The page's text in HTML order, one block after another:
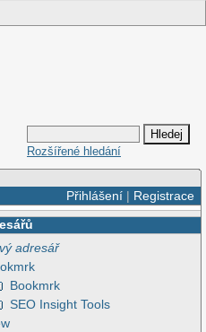
Rozšířené hledání
Přihlášení| Registrace
adresář
Bookmrk
SEO Insight Tools